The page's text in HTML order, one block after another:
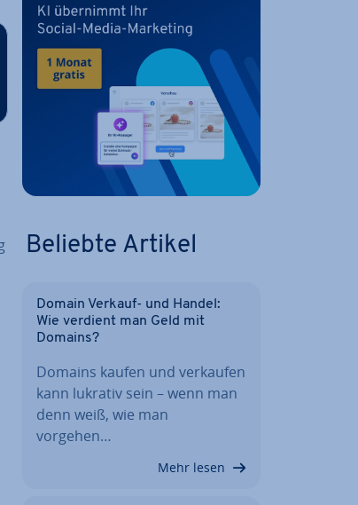
Beliebte Artikel
Domain Verkauf- und Handel:
Wie verdient man Geld mit
Domains?
Domains kaufen und verkaufen
kann lukrativ sein – wenn man
denn weiß, wie man
vorgehen…
Mehr lesen